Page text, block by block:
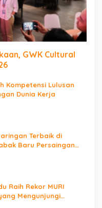
GWK Cultural
Kompetensi Lulusan
Dunia Kerja
Terbaik di
Baru Persaingan
Raih Rekor MURI
Mengunjungi